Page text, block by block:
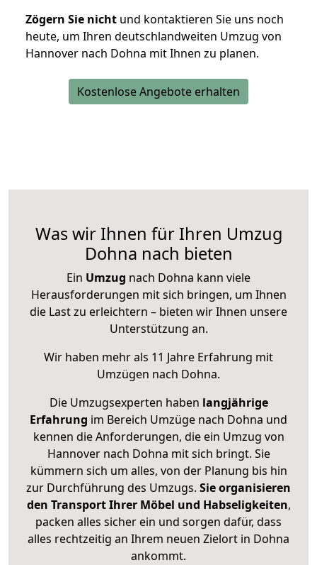
Zögern Sie nicht und kontaktieren Sie uns noch
heute, um Ihren deutschlandweiten Umzug von
Hannover nach Dohna mit Ihnen zu planen.
Kostenlose Angebote erhalten
Was wir Ihnen für Ihren Umzug
Dohna nach bieten
Ein Umzug nach Dohna kann viele
Herausforderungen mit sich bringen, um Ihnen
die Last zu erleichtern – bieten wir Ihnen unsere
Unterstützung an.
Wir haben mehr als 11 Jahre Erfahrung mit
Umzügen nach Dohna.
Die Umzugsexperten haben langjährige
Erfahrung im Bereich Umzüge nach Dohna und
kennen die Anforderungen, die ein Umzug von
Hannover nach Dohna mit sich bringt. Sie
kümmern sich um alles, von der Planung bis hin
zur Durchführung des Umzugs. Sie organisieren
den Transport Ihrer Möbel und Habseligkeiten,
packen alles sicher ein und sorgen dafür, dass
alles rechtzeitig an Ihrem neuen Zielort in Dohna
ankommt.